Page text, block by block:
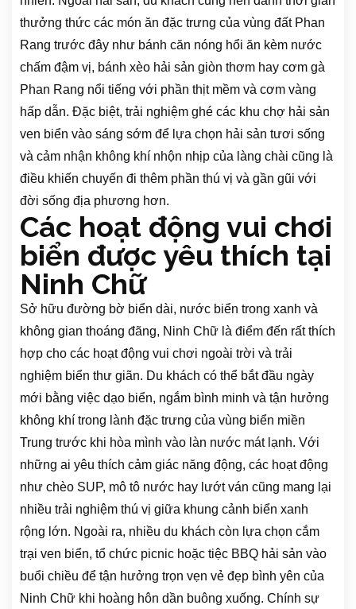
thưởng thức các món ăn đặc trưng của vùng đất Phan
Rang trước đây như bánh căn nóng hổi ăn kèm nước
chấm đậm vị, bánh xèo hải sản giòn thơm hay cơm gà
Phan Rang nổi tiếng với phần thịt mềm và cơm vàng
hấp dẫn. Đặc biệt, trải nghiệm ghé các khu chợ hải sản
ven biển vào sáng sớm để lựa chọn hải sản tươi sống
và cảm nhận không khí nhộn nhịp của làng chài cũng là
điều khiến chuyến đi thêm phần thú vị và gần gũi với
đời sống địa phương hơn.
Các hoạt động vui chơi
biển được yêu thích tại
Ninh Chữ
Sở hữu đường bờ biển dài, nước biển trong xanh và
không gian thoáng đãng, Ninh Chữ là điểm đến rất thích
hợp cho các hoạt động vui chơi ngoài trời và trải
nghiệm biển thư giãn. Du khách có thể bắt đầu ngày
mới bằng việc dạo biển, ngắm bình minh và tận hưởng
không khí trong lành đặc trưng của vùng biển miền
Trung trước khi hòa mình vào làn nước mát lạnh. Với
những ai yêu thích cảm giác năng động, các hoạt động
như chèo SUP, mô tô nước hay lướt ván cũng mang lại
nhiều trải nghiệm thú vị giữa khung cảnh biển xanh
rộng lớn. Ngoài ra, nhiều du khách còn lựa chọn cắm
trại ven biển, tổ chức picnic hoặc tiệc BBQ hải sản vào
buổi chiều để tận hưởng trọn vẹn vẻ đẹp bình yên của
Ninh Chữ khi hoàng hôn dần buông xuống. Chính sự